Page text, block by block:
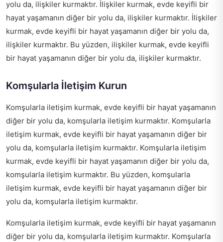
yolu da, ilişkiler kurmaktır. İlişkiler kurmak, evde keyifli bir
hayat yaşamanın diğer bir yolu da, ilişkiler kurmaktır. İlişkiler
kurmak, evde keyifli bir hayat yaşamanın diğer bir yolu da,
ilişkiler kurmaktır. Bu yüzden, ilişkiler kurmak, evde keyifli
bir hayat yaşamanın diğer bir yolu da, ilişkiler kurmaktır.
Komşularla İletişim Kurun
Komşularla iletişim kurmak, evde keyifli bir hayat yaşamanın
diğer bir yolu da, komşularla iletişim kurmaktır. Komşularla
iletişim kurmak, evde keyifli bir hayat yaşamanın diğer bir
yolu da, komşularla iletişim kurmaktır. Komşularla iletişim
kurmak, evde keyifli bir hayat yaşamanın diğer bir yolu da,
komşularla iletişim kurmaktır. Bu yüzden, komşularla
iletişim kurmak, evde keyifli bir hayat yaşamanın diğer bir
yolu da, komşularla iletişim kurmaktır.
Komşularla iletişim kurmak, evde keyifli bir hayat yaşamanın
diğer bir yolu da, komşularla iletişim kurmaktır. Komşularla